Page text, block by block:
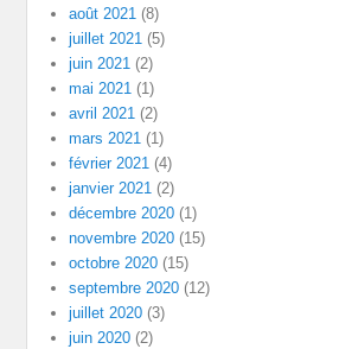
août 2021 (8)
juillet 2021 (5)
juin 2021 (2)
mai 2021 (1)
avril 2021 (2)
mars 2021 (1)
février 2021 (4)
janvier 2021 (2)
décembre 2020 (1)
novembre 2020 (15)
octobre 2020 (15)
septembre 2020 (12)
juillet 2020 (3)
juin 2020 (2)